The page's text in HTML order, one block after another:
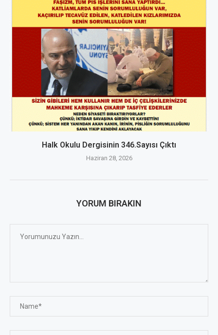
Halk Okulu Dergisinin 346.Sayısı Çıktı
Haziran 28, 2026
YORUM BIRAKIN